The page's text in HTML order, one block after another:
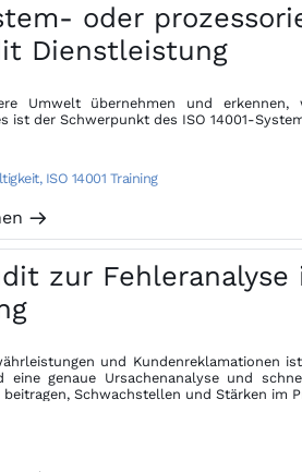
oder
Dienstleistung
Umwelt übernehmen und
ist der Schwerpunkt des ISO 14001-
, ISO 14001 Training
m
zur
und Kundenreklamationen
eine genaue Ursachenanalyse und
Schwachstellen und Stärken im